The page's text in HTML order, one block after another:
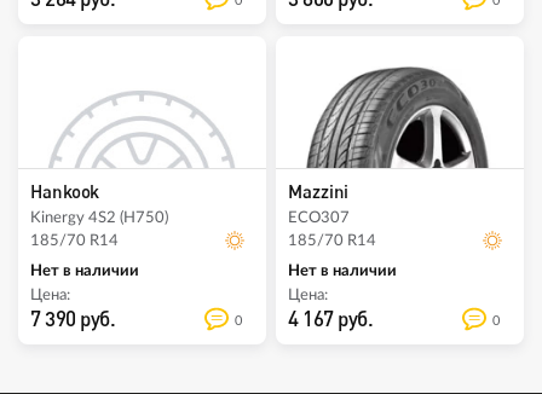
Hankook
Kinergy 4S2 (H750)
185/70 R14
Нет в наличии
Цена:
7 390 руб. 0
Mazzini
ECO307
185/70 R14
Нет в наличии
Цена:
4 167 руб. 0